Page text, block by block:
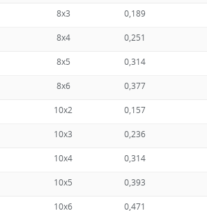
8x3 0,189
8x4 0,251
8x5 0,314
8x6 0,377
10x2 0,157
10x3 0,236
10x4 0,314
10x5 0,393
10x6 0,471